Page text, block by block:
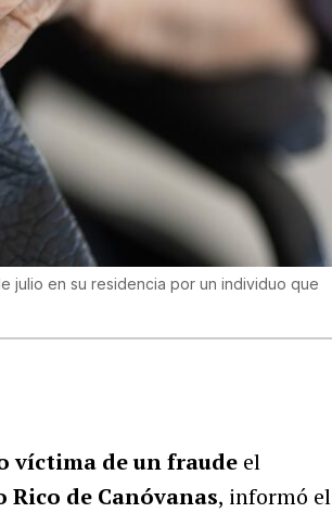
julio en su residencia por un individuo que
víctima de un fraude el
Rico de Canóvanas, informó el